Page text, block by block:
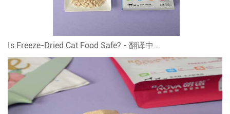
Is Freeze-Dried Cat Food Safe? - 翻译中...